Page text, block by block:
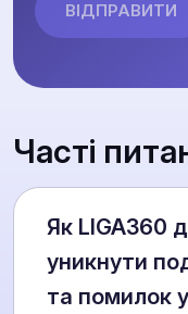
Часті
Як LIGA360
уникнути
та помилок у